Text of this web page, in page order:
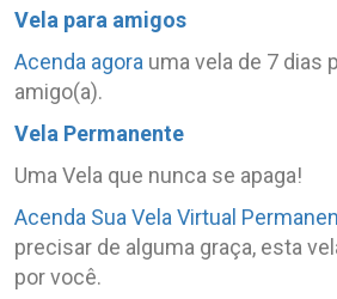
Vela para amigos
Acenda agora uma vela de 7 dias
amigo(a).
Vela Permanente
Uma Vela que nunca se apaga!
Acenda Sua Vela Virtual
precisar de alguma graça, esta
por você.